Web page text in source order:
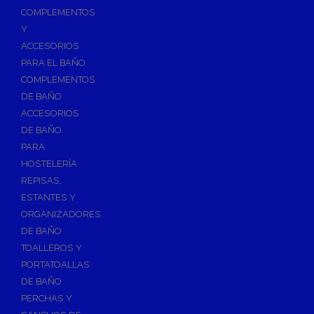
Válvulas para Calefacción
Válv. Mezcladora Termostática
Válvulas Motorizadas
Válvulas de Seguridad
Colectores de Calefacción
Bombas de Calor
Bombas de calor para ACS
Cocinas
Extractores de Cocina
Fregaderos
Grifería de Fregadero
Recambios de fregadero
Contra Incendios
COMPLEMENTOS
Y
ACCESORIOS
PARA EL BAÑO
COMPLEMENTOS
DE BAÑO
ACCESORIOS
DE BAÑO
PARA
HOSTELERÍA
REPISAS,
ESTANTES Y
ORGANIZADORES
DE BAÑO
TOALLEROS Y
PORTATOALLAS
DE BAÑO
PERCHAS Y